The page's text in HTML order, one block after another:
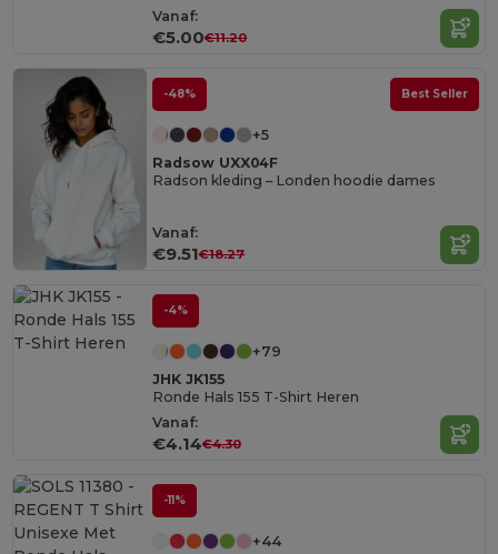
Vanaf:
€5.00€11.20
-48% Best Seller
+5
Radsow UXX04F
Radson kleding – Londen hoodie dames
Vanaf:
€9.51€18.27
-4%
+79
JHK JK155
Ronde Hals 155 T-Shirt Heren
Vanaf:
€4.14€4.30
-11%
+44